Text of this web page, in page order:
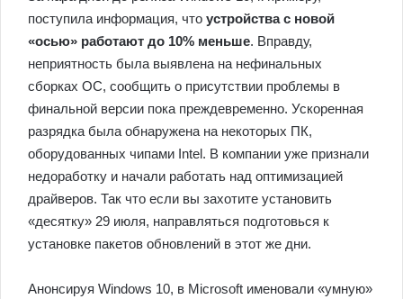
поступила информация, что устройства с новой
«осью» работают до 10% меньше. Вправду,
неприятность была выявлена на нефинальных
сборках ОС, сообщить о присутствии проблемы в
финальной версии пока преждевременно. Ускоренная
разрядка была обнаружена на некоторых ПК,
оборудованных чипами Intel. В компании уже признали
недоработку и начали работать над оптимизацией
драйверов. Так что если вы захотите установить
«десятку» 29 июля, направляться подготовься к
установке пакетов обновлений в этот же дни.
Анонсируя Windows 10, в Microsoft именовали «умную»